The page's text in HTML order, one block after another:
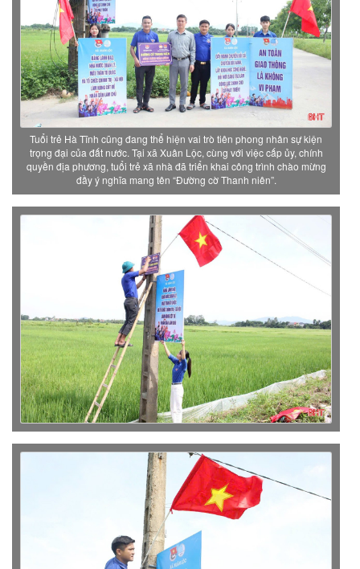
Tuổi trẻ Hà Tĩnh cũng đang thể hiện vai trò tiên phong nhân sự kiện
trọng đại của đất nước. Tại xã Xuân Lộc, cùng với việc cấp ủy, chính
quyền địa phương, tuổi trẻ xã nhà đã triển khai công trình chào mừng
đầy ý nghĩa mang tên “Đường cờ Thanh niên”.